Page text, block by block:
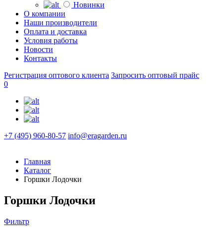
Новинки
О компании
Наши производители
Оплата и доставка
Условия работы
Новости
Контакты
Регистрация оптового клиента Запросить оптовый прайс
0
+7 (495) 960-80-57 info@eragarden.ru
Главная
Каталог
Горшки Лодочки
Горшки Лодочки
Фильтр